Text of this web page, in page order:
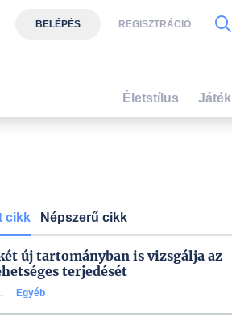
cikk Népszerű cikk
új tartományban is vizsgálja az
terjedését
Egyéb
BELÉPÉS REGISZTRÁCIÓ
Életstílus Játék